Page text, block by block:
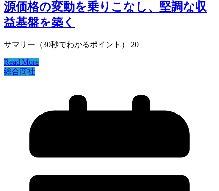
源価格の変動を乗りこなし、堅調な収
益基盤を築く
サマリー（30秒でわかるポイント） 20
Read More
総合商社